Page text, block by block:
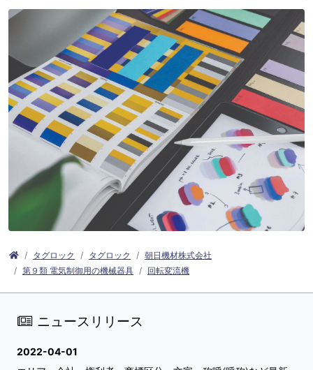
タグロック タグロック
朝日機材株式会社
第９類 電気制御用の機械器具
回転変流機
ニュースリリース
2022-04-01